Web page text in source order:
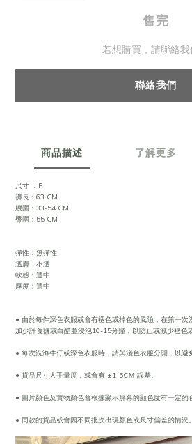
售完
若想購買，請聯絡我
聯絡我們
商品描述 了解更多
尺寸 ：F
褲長：63 CM
腰圍：33-54 CM
臀圍：55 CM
彈性：無彈性
透膚：不透
軟感：適中
厚度：適中
• 由於每件深色衣服或會有褪色或掉色的風險，在第一次
加少許食鹽或白醋並浸泡10-15分鐘，以防止或減少褪色
• 每次洗滌牛仔或深色衣服時，請與淺色衣服分開，以避
• 貨品尺寸人手量度，或會有 ±1-5CＭ 誤差。
• 圖片顏色及實物顏色會根據顯示屏幕的顯色度有一定的
• 同款的貨品或會因不同批次出現顏色或尺寸偏差的情況。